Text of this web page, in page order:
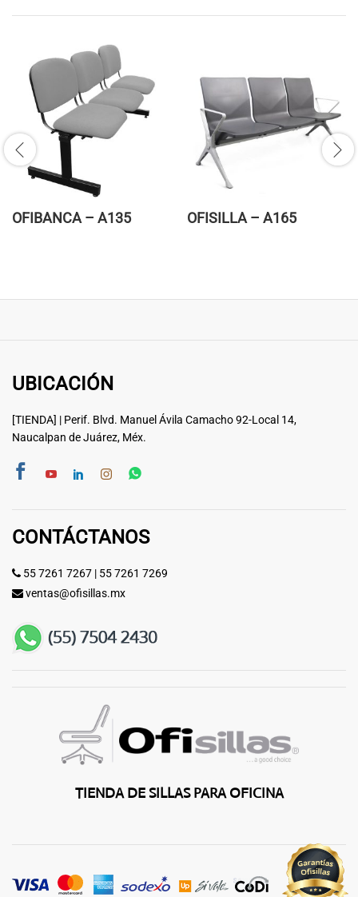
OFIBANCA – A135 OFISILLA – A165
UBICACIÓN
[TIENDA] | Perif. Blvd. Manuel Ávila Camacho 92-Local 14,
Naucalpan de Juárez, Méx.
CONTÁCTANOS
55 7261 7267 | 55 7261 7269
ventas@ofisillas.mx
TIENDA DE SILLAS PARA OFICINA